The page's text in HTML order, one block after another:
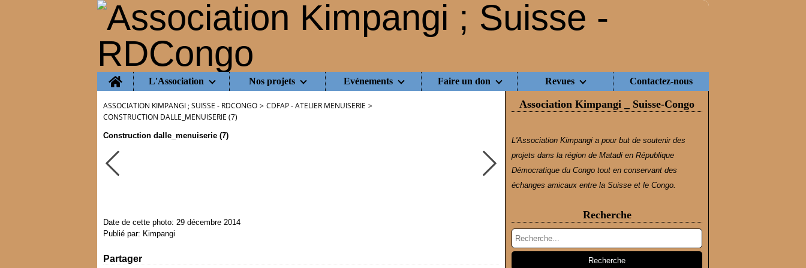
Home L'Association Nos projets Evénements Faire un don Revues Contactez-nous
ASSOCIATION KIMPANGI ; SUISSE - RDCONGO > CDFAP - ATELIER MENUISERIE >
CONSTRUCTION DALLE_MENUISERIE (7)
Construction dalle_menuiserie (7)
Date de cette photo: 29 décembre 2014
Publié par: Kimpangi
Partager
Association Kimpangi _ Suisse-Congo
L'Association Kimpangi a pour but de soutenir des
projets dans la région de Matadi en République
Démocratique du Congo tout en conservant des
échanges amicaux entre la Suisse et le Congo.
Recherche